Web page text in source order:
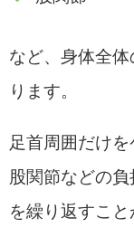
など、身体全
ります。
足首周囲だけ
股関節などの
を繰り返すこと